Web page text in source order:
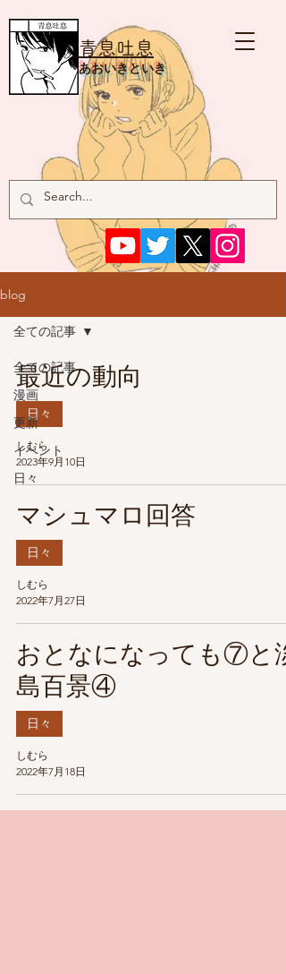
青息吐息
あおいきといき
blog
全ての記事
漫画
更新
イベント
日々
全ての記事
最近の動向
日々
しむら
2023年9月10日
マシュマロ回答
日々
しむら
2022年7月27日
おとなになっても⑦と淡
島百景④
日々
しむら
2022年7月18日